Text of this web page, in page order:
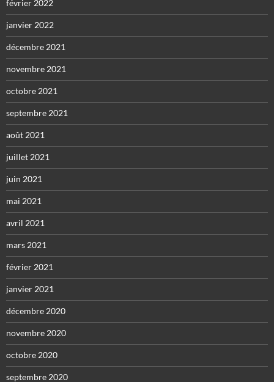
février 2022
janvier 2022
décembre 2021
novembre 2021
octobre 2021
septembre 2021
août 2021
juillet 2021
juin 2021
mai 2021
avril 2021
mars 2021
février 2021
janvier 2021
décembre 2020
novembre 2020
octobre 2020
septembre 2020